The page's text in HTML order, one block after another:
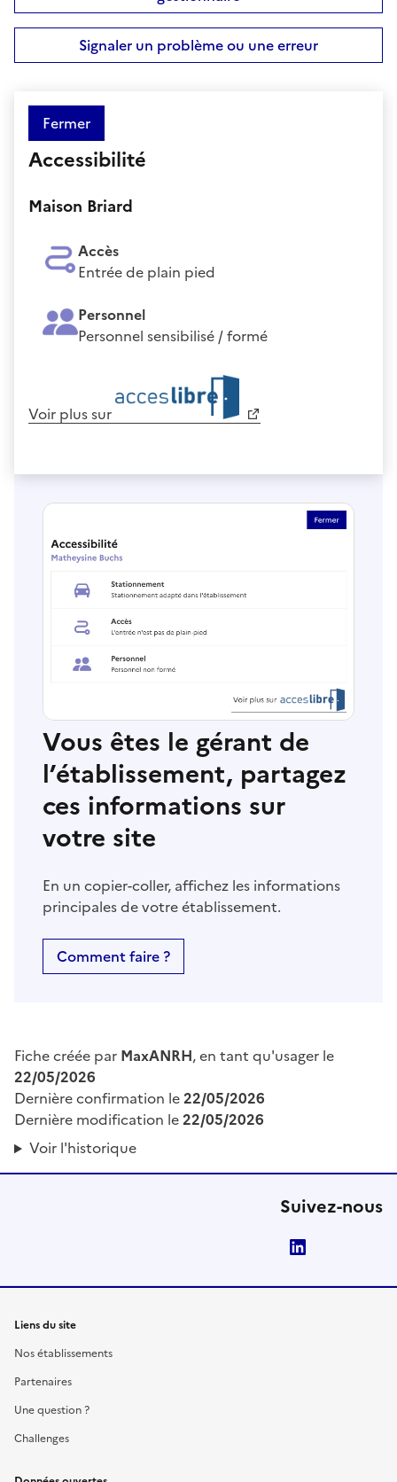
Signaler un problème ou une erreur
Fermer
Accessibilité
Maison Briard
Accès
Entrée de plain pied
Personnel
Personnel sensibilisé / formé
Voir plus sur
Vous êtes le gérant de
l’établissement, partagez
ces informations sur
votre site
En un copier-coller, affichez les informations
principales de votre établissement.
Comment faire ?
Fiche créée par MaxANRH, en tant qu'usager le
22/05/2026
Dernière confirmation le22/05/2026
Dernière modification le22/05/2026
Voir l'historique
Suivez-nous
Liens du site
Nos établissements
Partenaires
Une question ?
Challenges